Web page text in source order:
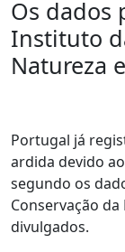
Os dados
Instituto
Natureza
Portugal já
ardida devido
segundo os
Conservação da
divulgados.